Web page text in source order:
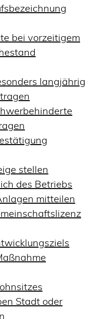
bei vorzeitigem
langjährig
stellen
des Betriebs
mitteilen
Stadt oder